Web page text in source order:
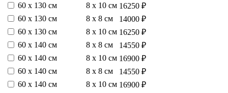
60 х 130 см
8 х 10 см 16250 ₽
60 х 130 см
8 х 8 см
14000 ₽
60 х 130 см
8 х 10 см 16250 ₽
60 х 140 см
8 х 8 см
14550 ₽
60 х 140 см
8 х 10 см 16900 ₽
60 х 140 см
8 х 8 см
14550 ₽
60 х 140 см
8 х 10 см 16900 ₽